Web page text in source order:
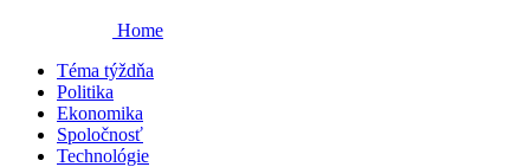
Home
Téma týždňa
Politika
Ekonomika
Spoločnosť
Technológie